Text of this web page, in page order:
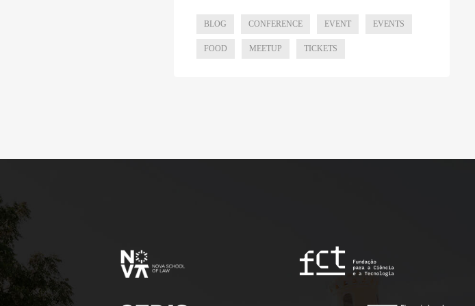
BLOG CONFERENCE EVENT EVENTS
FOOD MEETUP TICKETS